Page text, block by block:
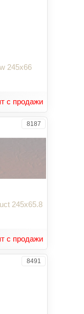
245x66
с продажи
8187
245x65.8
с продажи
8491